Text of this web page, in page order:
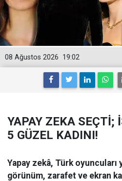
19:02
08 Ağustos 2026
YAPAY ZEKA SEÇTİ;
5 GÜZEL KADINI!
Yapay zekâ, Türk oyuncuları
görünüm, zarafet ve ekran